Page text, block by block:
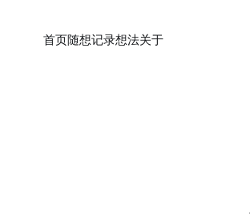
首页随想记录想法关于